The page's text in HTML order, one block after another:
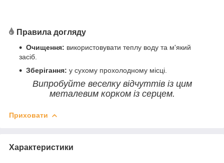
Правила догляду
Очищення: використовувати теплу воду та м'який
засіб.
Зберігання: у сухому прохолодному місці.
Випробуйте веселку відчуттів із цим
металевим корком із серцем.
Приховати
Характеристики